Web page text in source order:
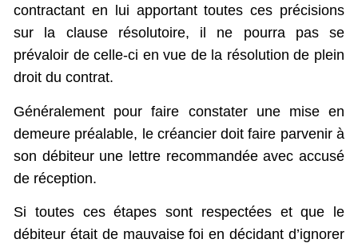
contractant en lui apportant toutes ces précisions
sur la clause résolutoire, il ne pourra pas se
prévaloir de celle-ci en vue de la résolution de plein
droit du contrat.
Généralement pour faire constater une mise en
demeure préalable, le créancier doit faire parvenir à
son débiteur une lettre recommandée avec accusé
de réception.
Si toutes ces étapes sont respectées et que le
débiteur était de mauvaise foi en décidant d’ignorer